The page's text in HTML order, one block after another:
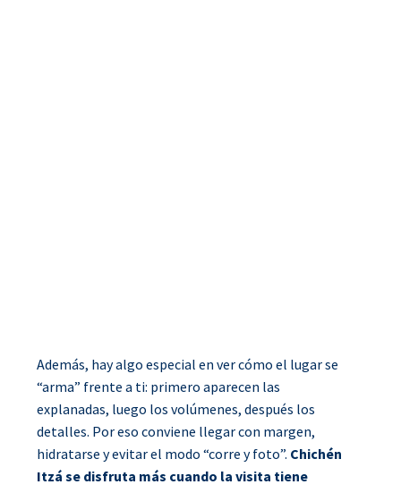
Además, hay algo especial en ver cómo el lugar se
“arma” frente a ti: primero aparecen las
explanadas, luego los volúmenes, después los
detalles. Por eso conviene llegar con margen,
hidratarse y evitar el modo “corre y foto”. Chichén
Itzá se disfruta más cuando la visita tiene